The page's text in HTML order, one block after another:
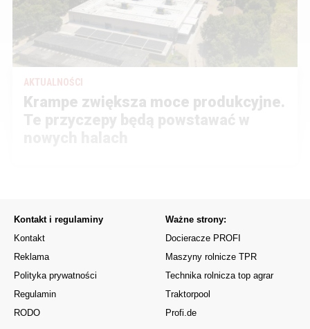
AKTUALNOŚCI
Krampe zwiększa moce produkcyjne.
Te przyczepy będą powstawać w
Kontakt i regulaminy
Kontakt
Reklama
Polityka prywatności
Regulamin
RODO
Ważne strony:
Docieracze PROFI
Maszyny rolnicze TPR
Technika rolnicza top agrar
Traktorpool
Profi.de